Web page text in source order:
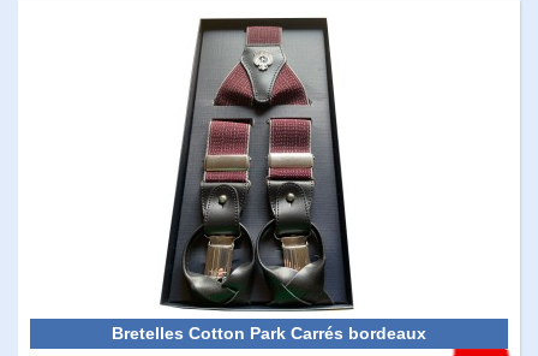
Bretelles Cotton Park Carrés bordeaux